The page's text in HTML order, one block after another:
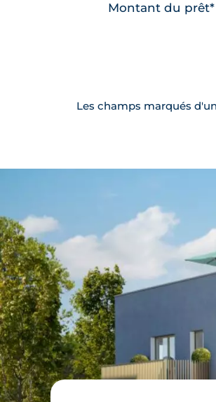
Montant du prêt*
Les champs marqués